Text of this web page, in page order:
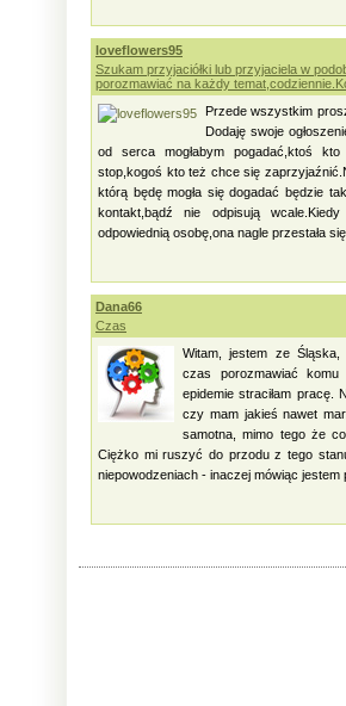
loveflowers95
Szukam przyjaciółki lub przyjaciela w
porozmawiać na każdy
Przede wszystkim
Dodaję swoje
od serca mogłabym pogadać,ktoś
stop,kogoś kto też chce się
którą będę mogła się dogadać będzie
kontakt,bądź nie odpisują
odpowiednią osobę,ona nagle przestała
Dana66
Czas
Witam, jestem ze
czas porozmawiać
epidemie straciłam pracę.
czy mam jakieś nawet
samotna, mimo tego że
Ciężko mi ruszyć do przodu z tego
niepowodzeniach - inaczej mówiąc jestem